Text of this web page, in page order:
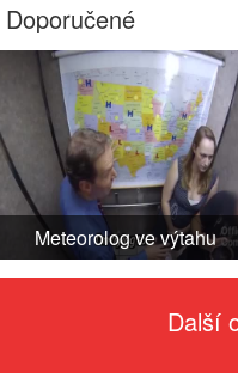
Doporučené
Meteorolog ve výtahu
Další